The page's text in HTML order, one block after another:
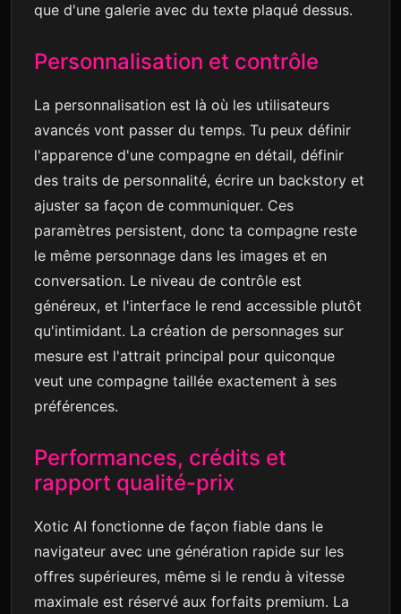
que d'une galerie avec du texte plaqué dessus.
Personnalisation et contrôle
La personnalisation est là où les utilisateurs
avancés vont passer du temps. Tu peux définir
l'apparence d'une compagne en détail, définir
des traits de personnalité, écrire un backstory et
ajuster sa façon de communiquer. Ces
paramètres persistent, donc ta compagne reste
le même personnage dans les images et en
conversation. Le niveau de contrôle est
généreux, et l'interface le rend accessible plutôt
qu'intimidant. La création de personnages sur
mesure est l'attrait principal pour quiconque
veut une compagne taillée exactement à ses
préférences.
Performances, crédits et
rapport qualité-prix
Xotic AI fonctionne de façon fiable dans le
navigateur avec une génération rapide sur les
offres supérieures, même si le rendu à vitesse
maximale est réservé aux forfaits premium. La